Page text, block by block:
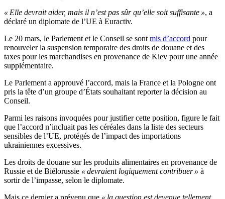
« Elle devrait aider, mais il n’est pas sûr qu’elle soit suffisante », a
déclaré un diplomate de l’UE à Euractiv.
Le 20 mars, le Parlement et le Conseil se sont mis d’accord pour
renouveler la suspension temporaire des droits de douane et des
taxes pour les marchandises en provenance de Kiev pour une année
supplémentaire.
Le Parlement a approuvé l’accord, mais la France et la Pologne ont
pris la tête d’un groupe d’États souhaitant reporter la décision au
Conseil.
Parmi les raisons invoquées pour justifier cette position, figure le fait
que l’accord n’incluait pas les céréales dans la liste des secteurs
sensibles de l’UE, protégés de l’impact des importations
ukrainiennes excessives.
Les droits de douane sur les produits alimentaires en provenance de
Russie et de Biélorussie « devraient logiquement contribuer » à
sortir de l’impasse, selon le diplomate.
Mais ce dernier a prévenu que « la question est devenue tellement